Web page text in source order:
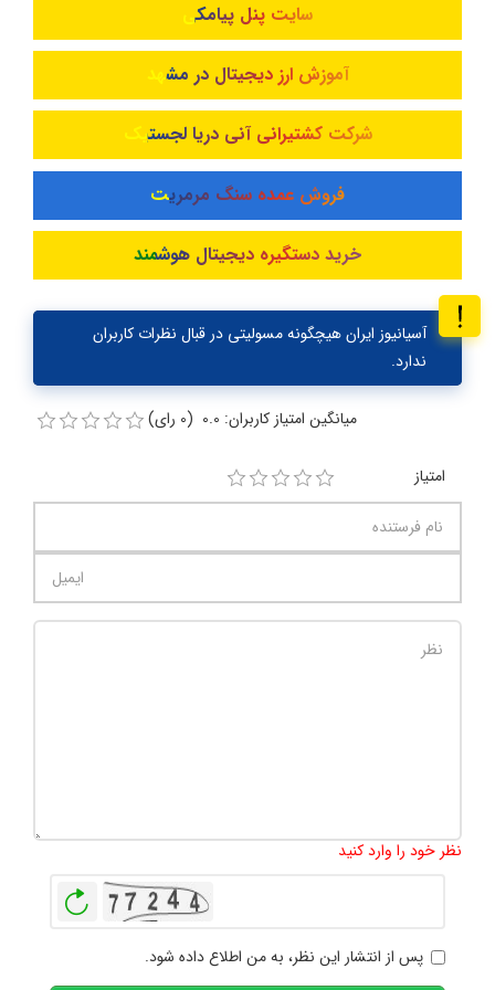
سایت پنل پیامکی
آموزش ارز دیجیتال در مشهد
شرکت کشتیرانی آنی دریا لجستیک
فروش عمده سنگ مرمریت
خرید دستگیره دیجیتال هوشمند
آسیانیوز ایران هیچگونه مسولیتی در قبال نظرات کاربران
ندارد.
میانگین امتیاز کاربران: 0.0 (0 رای)
امتیاز
نظر خود را وارد کنید
پس از انتشار این نظر، به من اطلاع داده شود.